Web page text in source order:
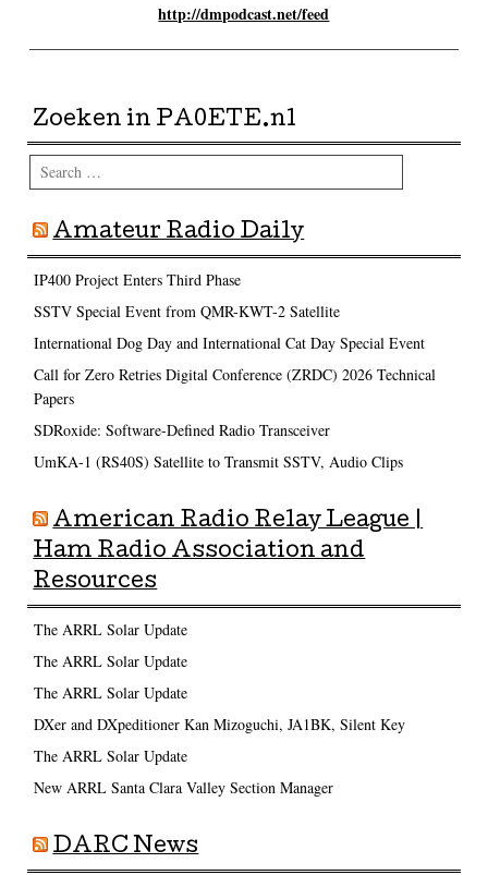
http://dmpodcast.net/feed
Zoeken in PA0ETE.nl
Search
Amateur Radio Daily
IP400 Project Enters Third Phase
SSTV Special Event from QMR-KWT-2 Satellite
International Dog Day and International Cat Day Special Event
Call for Zero Retries Digital Conference (ZRDC) 2026 Technical
Papers
SDRoxide: Software-Defined Radio Transceiver
UmKA-1 (RS40S) Satellite to Transmit SSTV, Audio Clips
American Radio Relay League |
Ham Radio Association and
Resources
The ARRL Solar Update
The ARRL Solar Update
The ARRL Solar Update
DXer and DXpeditioner Kan Mizoguchi, JA1BK, Silent Key
The ARRL Solar Update
New ARRL Santa Clara Valley Section Manager
DARC News